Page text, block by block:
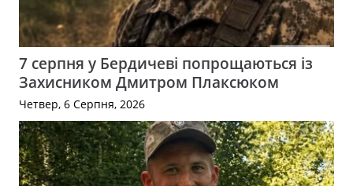
7 серпня у Бердичеві попрощаються із
Захисником Дмитром Плаксюком
Четвер, 6 Серпня, 2026